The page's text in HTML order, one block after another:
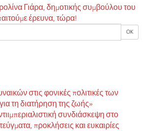
OK
στις φονικές πολιτικές των
τη διατήρηση της ζωής»
συνδιάσκεψη στο
προκλήσεις και ευκαιρίες
Γιάρα, δημοτικής συμβούλου του
έρευνα, τώρα!